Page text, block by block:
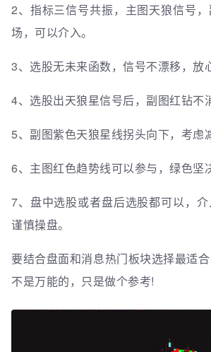
2、指标三信号共振，主图天狼信号
场，可以介入。
3、选股无未来函数，信号不漂移，放
4、选股出天狼星信号后，副图红钻不
5、副图紫色天狼星线拐头向下，考虑
6、主图红色趋势线可以参与，绿色坚
7、盘中选股或者盘后选股都可以，介
谨慎操盘。
要结合盘面和消息热门板块选择最适
不是万能的，只是做个参考!